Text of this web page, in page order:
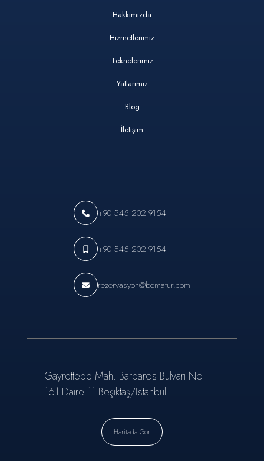
Hakkımızda
Hizmetlerimiz
Teknelerimiz
Yatlarımız
Blog
İletişim
+90 545 202 9154
+90 545 202 9154
rezervasyon@bematur.com
Gayrettepe Mah. Barbaros Bulvarı No
161 Daire 11 Beşiktaş/İstanbul
Haritada Gör